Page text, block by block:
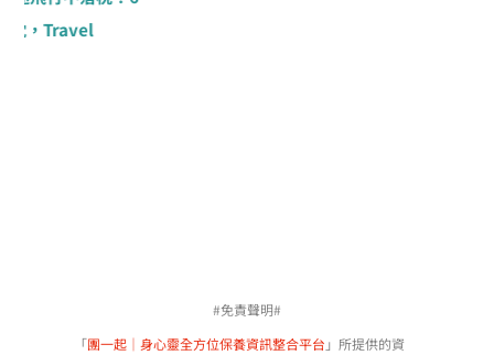
紅！9款PTT/Dcard神級電鬍刀評比，百
靈、飛利浦、國際牌一次看
#免責聲明#
「團一起｜身心靈全方位保養資訊整合平台 」所提供的資